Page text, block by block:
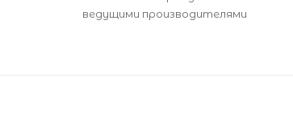
ведущими производителями